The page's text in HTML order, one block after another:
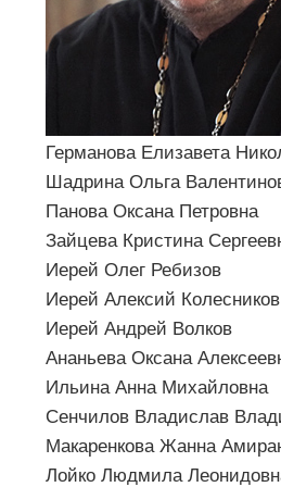
Германова Елизавета
Шадрина Ольга
Панова Оксана Петровна
Зайцева Кристина
Иерей Олег Ребизов
Иерей Алексий Колесников
Иерей Андрей Волков
Ананьева Оксана
Ильина Анна Михайловна
Сенчилов Владислав
Макаренкова Жанна
Лойко Людмила